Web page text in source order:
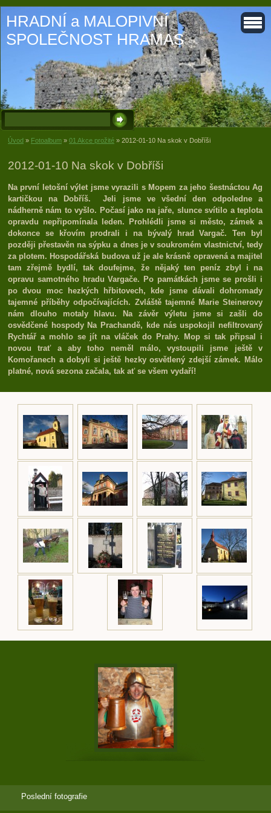
HRADNÍ a MALOPIVNÍ
SPOLEČNOST HRAMAS
Úvod » Fotoalbum » 01 Akce prožité » 2012-01-10 Na skok v Dobříši
2012-01-10 Na skok v Dobříši
Na první letošní výlet jsme vyrazili s Mopem za jeho šestnáctou Ag
kartičkou na Dobříš. Jeli jsme ve všední den odpoledne a
nádherně nám to vyšlo. Počasí jako na jaře, slunce svítilo a teplota
opravdu nepřipomínala leden. Prohlédli jsme si město, zámek a
dokonce se křovím prodrali i na bývalý hrad Vargač. Ten byl
později přestavěn na sýpku a dnes je v soukromém vlastnictví, tedy
za plotem. Hospodářská budova už je ale krásně opravená a majitel
tam zřejmě bydlí, tak doufejme, že nějaký ten peníz zbyl i na
opravu samotného hradu Vargače. Po památkách jsme se prošli i
po dvou moc hezkých hřbitovech, kde jsme dávali dohromady
tajemné příběhy odpočívajících. Zvláště tajemné Marie Steinerovy
nám dlouho motaly hlavu. Na závěr výletu jsme si zašli do
osvědčené hospody Na Prachandě, kde nás uspokojil nefiltrovaný
Rychtář a mohlo se jít na vláček do Prahy. Mop si tak připsal i
novou trať a aby toho neměl málo, vystoupili jsme ještě v
Komořanech a dobyli si ještě hezky osvětlený zdejší zámek. Málo
platné, nová sezona začala, tak ať se všem vydaří!
Poslední fotografie